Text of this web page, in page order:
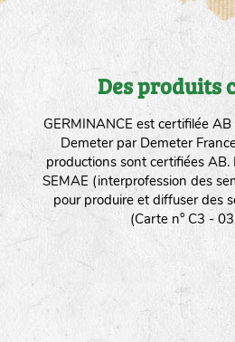
Des produits
GERMINANCE est certifilée
Demeter par Demeter
productions sont certifiées AB.
SEMAE (interprofession des
pour produire et diffuser des
(Carte n° C3 -